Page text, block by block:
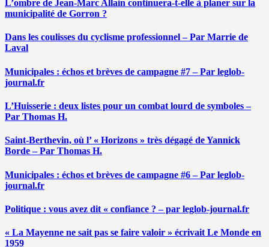
L’ombre de Jean-Marc Allain continuera-t-elle à planer sur la
municipalité de Gorron ?
Dans les coulisses du cyclisme professionnel – Par Marrie de
Laval
Municipales : échos et brèves de campagne #7 – Par leglob-
journal.fr
L’Huisserie : deux listes pour un combat lourd de symboles –
Par Thomas H.
Saint-Berthevin, où l’ « Horizons » très dégagé de Yannick
Borde – Par Thomas H.
Municipales : échos et brèves de campagne #6 – Par leglob-
journal.fr
Politique : vous avez dit « confiance ? – par leglob-journal.fr
« La Mayenne ne sait pas se faire valoir » écrivait Le Monde en
1959